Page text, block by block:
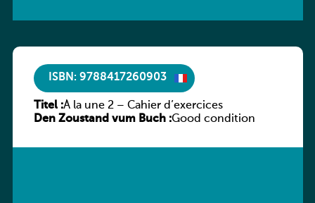
ISBN: 9788417260903
Titel :À la une 2 – Cahier d’exercices
Den Zoustand vum Buch :Good condition